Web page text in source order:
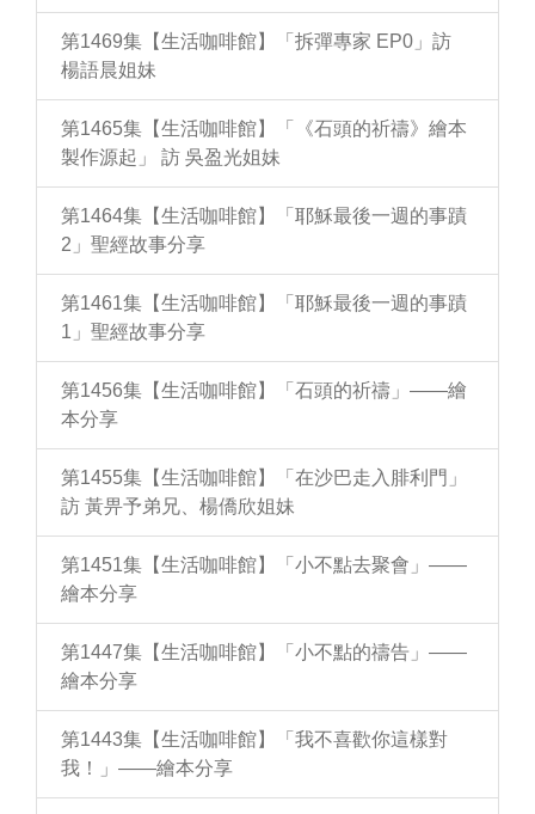
第1469集【生活咖啡館】「拆彈專家 EP0」訪
楊語晨姐妹
第1465集【生活咖啡館】「《石頭的祈禱》繪本
製作源起」 訪 吳盈光姐妹
第1464集【生活咖啡館】「耶穌最後一週的事蹟
2」聖經故事分享
第1461集【生活咖啡館】「耶穌最後一週的事蹟
1」聖經故事分享
第1456集【生活咖啡館】「石頭的祈禱」——繪
本分享
第1455集【生活咖啡館】「在沙巴走入腓利門」
訪 黃畀予弟兄、楊僑欣姐妹
第1451集【生活咖啡館】「小不點去聚會」——
繪本分享
第1447集【生活咖啡館】「小不點的禱告」——
繪本分享
第1443集【生活咖啡館】「我不喜歡你這樣對
我！」——繪本分享